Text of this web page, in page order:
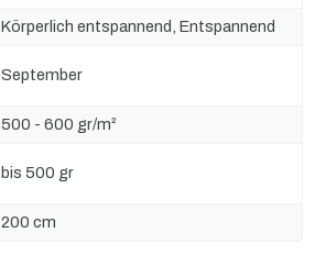
Körperlich entspannend, Entspannend
September
500 - 600 gr/m²
bis 500 gr
200 cm